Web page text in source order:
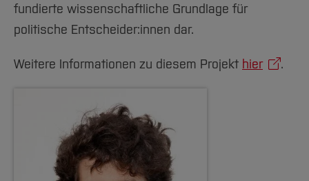
fundierte wissenschaftliche Grundlage für
politische Entscheider:innen dar.
Weitere Informationen zu diesem Projekt hier .